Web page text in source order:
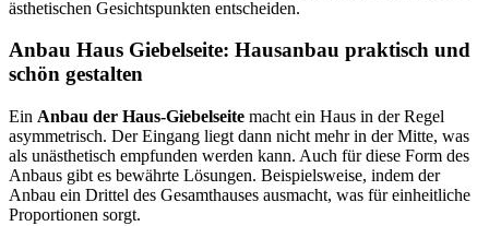
ästhetischen Gesichtspunkten entscheiden.
Anbau Haus Giebelseite: Hausanbau praktisch und
schön gestalten
Ein Anbau der Haus-Giebelseite macht ein Haus in der Regel
asymmetrisch. Der Eingang liegt dann nicht mehr in der Mitte, was
als unästhetisch empfunden werden kann. Auch für diese Form des
Anbaus gibt es bewährte Lösungen. Beispielsweise, indem der
Anbau ein Drittel des Gesamthauses ausmacht, was für einheitliche
Proportionen sorgt.